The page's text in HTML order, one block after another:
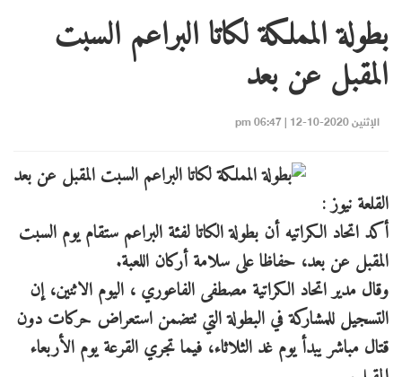
بطولة المملكة لكاتا البراعم السبت
المقبل عن بعد
الإثنين 2020-10-12 | 06:47 pm
القلعة نيوز :
أكد اتحاد الكراتيه أن بطولة الكاتا لفئة البراعم ستقام يوم السبت
المقبل عن بعد، حفاظا على سلامة أركان اللعبة.
وقال مدير اتحاد الكراتية مصطفى الفاعوري ، اليوم الاثنين، إن
التسجيل للمشاركة في البطولة التي تتضمن استعراض حركات دون
قتال مباشر يبدأ يوم غد الثلاثاء، فيما تجري القرعة يوم الأربعاء